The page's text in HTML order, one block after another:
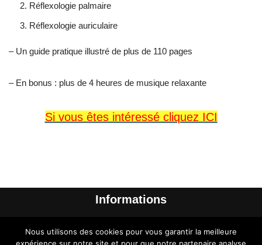
Réflexologie palmaire
Réflexologie auriculaire
– Un guide pratique illustré de plus de 110 pages
– En bonus : plus de 4 heures de musique relaxante
Si vous êtes intéressé cliquez ICI
Informations
A propos de l’auteur
Nous utilisons des cookies pour vous garantir la meilleure